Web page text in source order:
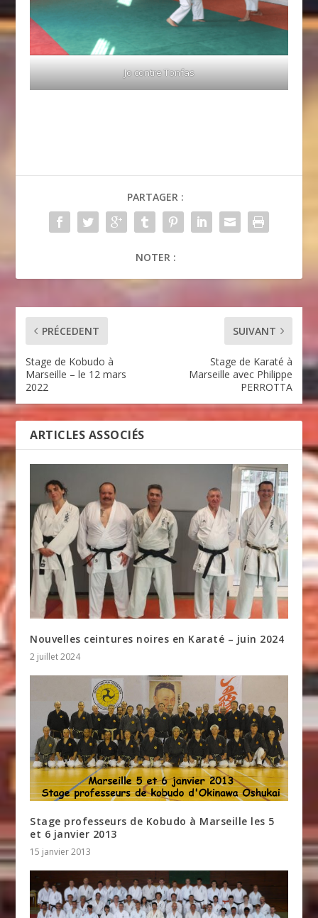
Jo contre Tonfas
PARTAGER :
NOTER :
PRÉCEDENT
Stage de Kobudo à
Marseille – le 12 mars
2022
SUIVANT
Stage de Karaté à
Marseille avec Philippe
PERROTTA
ARTICLES ASSOCIÉS
Nouvelles ceintures noires en Karaté – juin 2024
2 juillet 2024
Stage professeurs de Kobudo à Marseille les 5
et 6 janvier 2013
15 janvier 2013